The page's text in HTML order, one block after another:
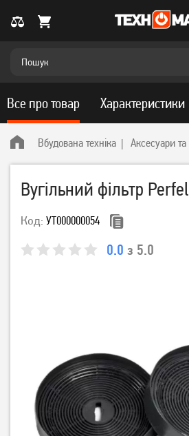
Вбудована техніка Аксесуари та
Вугільний фільтр
Код: УТ000000054
0.0 з 5.0
Все про товар Характеристики